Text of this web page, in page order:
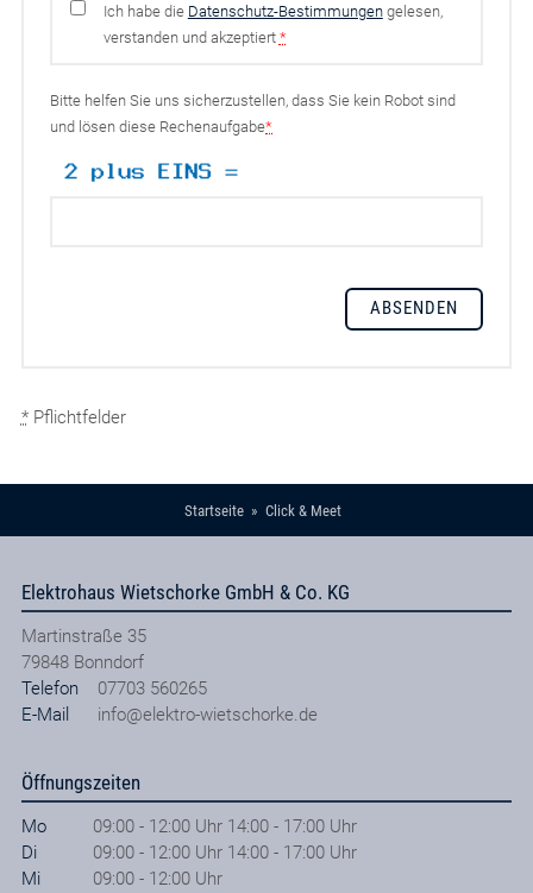
Ich habe die Datenschutz-Bestimmungengelesen,
verstanden und akzeptiert *
Bitte helfen Sie uns sicherzustellen, dass Sie kein Robot sind
und lösen diese Rechenaufgabe*
*Pflichtfelder
Startseite Click & Meet
Elektrohaus Wietschorke GmbH & Co. KG
Martinstraße 35
79848 Bonndorf
Telefon
07703 560265
E-Mail
info@elektro-wietschorke.de
Öffnungszeiten
Mo
09:00 - 12:00 Uhr 14:00 - 17:00 Uhr
Di
09:00 - 12:00 Uhr 14:00 - 17:00 Uhr
Mi
09:00 - 12:00 Uhr